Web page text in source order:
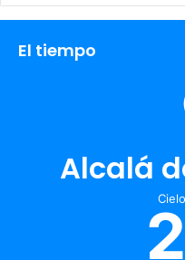
El tiempo
Alcalá